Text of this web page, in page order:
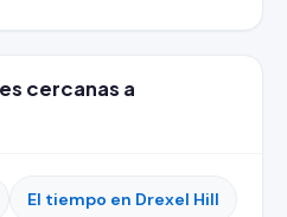
cercanas a
El tiempo en Drexel Hill